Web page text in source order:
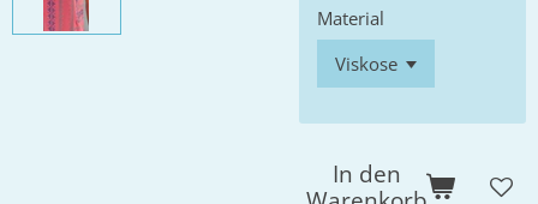
Material
In den